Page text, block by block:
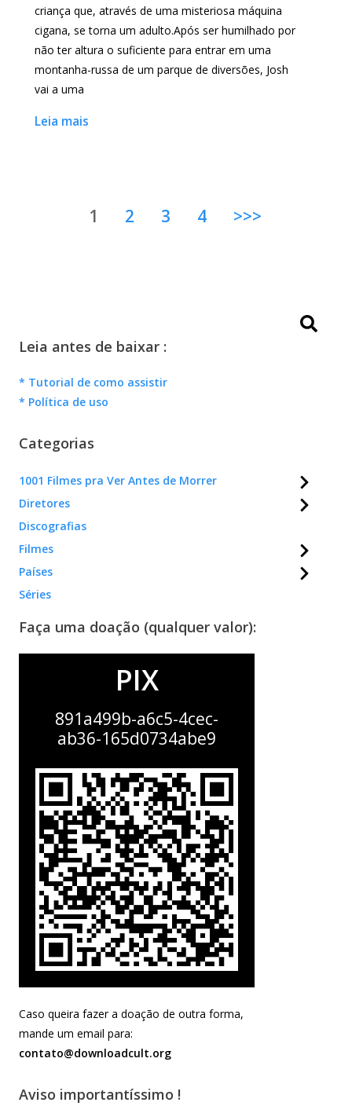
criança que, através de uma misteriosa máquina
cigana, se torna um adulto.Após ser humilhado por
não ter altura o suficiente para entrar em uma
montanha-russa de um parque de diversões, Josh
vai a uma
Leia mais
1 2 3 4 >>>
Leia antes de baixar :
* Tutorial de como assistir
* Política de uso
Categorias
1001 Filmes pra Ver Antes de Morrer
Diretores
Discografias
Filmes
Países
Séries
Faça uma doação (qualquer valor):
PIX
891a499b-a6c5-4cec-
ab36-165d0734abe9
Caso queira fazer a doação de outra forma,
mande um email para:
contato@downloadcult.org
Aviso importantíssimo !